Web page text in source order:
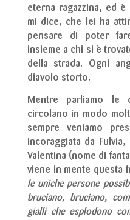
eterna ragazzina, ed
mi dice, che lei ha
pensare di poter
insieme a chi si è
della strada. Ogni
diavolo storto.
Mentre parliamo le
circolano in modo
sempre veniamo
incoraggiata da
Valentina (nome di
viene in mente questa
le uniche persone
bruciano, bruciano,
gialli che esplodono